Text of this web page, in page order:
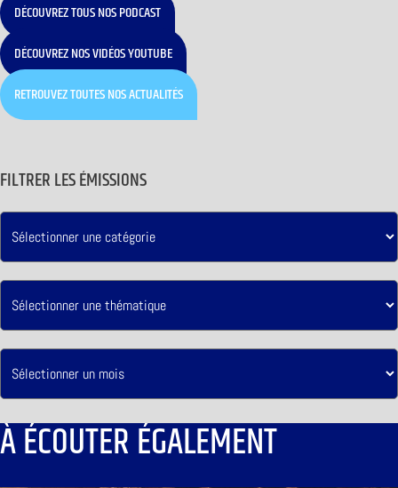
DÉCOUVREZ TOUS NOS PODCAST
DÉCOUVREZ NOS VIDÉOS YOUTUBE
RETROUVEZ TOUTES NOS ACTUALITÉS
FILTRER LES ÉMISSIONS
À ÉCOUTER ÉGALEMENT